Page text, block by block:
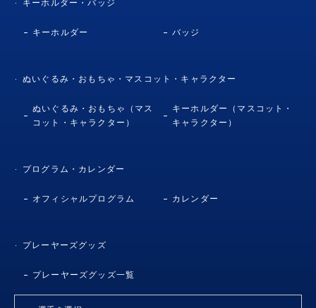
キーホルダー・バッジ
キーホルダー バッジ
ぬいぐるみ・おもちゃ・マスコット・キャラクター
ぬいぐるみ・おもちゃ（マス
コット・キャラクター）
キーホルダー（マスコット・
キャラクター）
プログラム・カレンダー
オフィシャルプログラム カレンダー
プレーヤーズグッズ
プレーヤーズグッズ一覧